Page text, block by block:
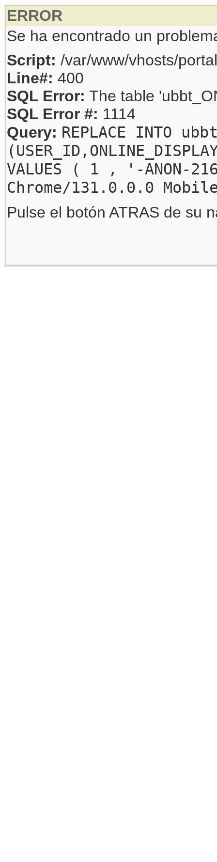
ERROR
Se ha encontrado un
Script: /var/www/vhosts/
Line#: 400
SQL Error: The table
SQL Error #: 1114
Query: REPLACE INTO
VALUES ( 1 , '-
Chrome/131.0.0.0
Pulse el botón ATRAS de su